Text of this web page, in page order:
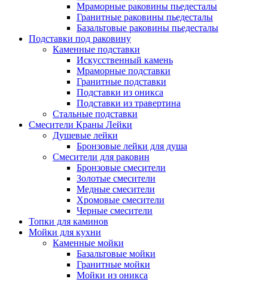
Мраморные раковины пьедесталы
Гранитные раковины пьедесталы
Базальтовые раковины пьедесталы
Подставки под раковину
Каменные подставки
Искусственный камень
Мраморные подставки
Гранитные подставки
Подставки из оникса
Подставки из травертина
Стальные подставки
Смесители Краны Лейки
Душевые лейки
Бронзовые лейки для душа
Смесители для раковин
Бронзовые смесители
Золотые смесители
Медные смесители
Хромовые смесители
Черные смесители
Топки для каминов
Мойки для кухни
Каменные мойки
Базальтовые мойки
Гранитные мойки
Мойки из оникса